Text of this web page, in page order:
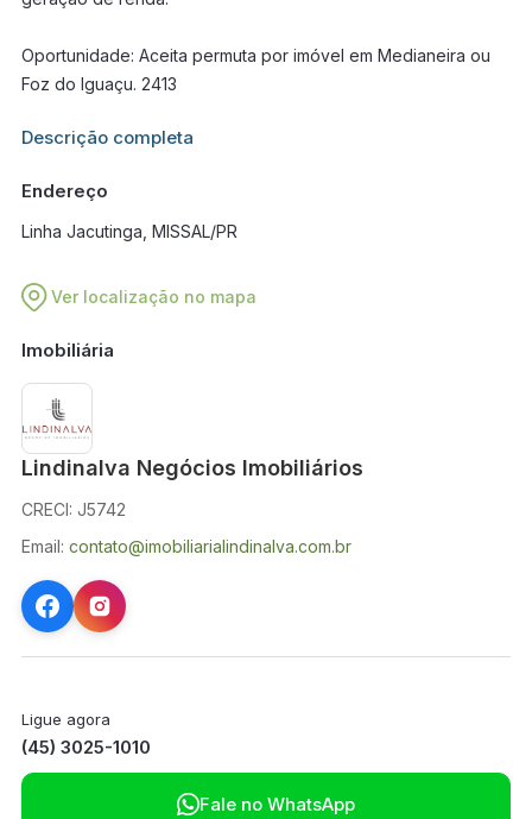
Oportunidade: Aceita permuta por imóvel em Medianeira ou
Foz do Iguaçu. 2413
Informações adicionais sobre este imóvel estarão disponíveis
Descrição completa
Endereço
Linha Jacutinga, MISSAL/PR
Ver localização no mapa
Imobiliária
Lindinalva Negócios Imobiliários
CRECI: J5742
Email: contato@imobiliarialindinalva.com.br
Ligue agora
(45) 3025-1010
Fale no WhatsApp